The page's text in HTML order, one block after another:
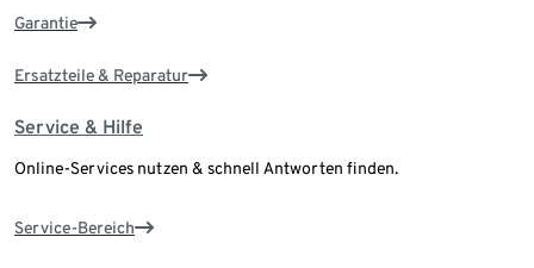
Garantie
Ersatzteile & Reparatur
Service & Hilfe
Online-Services nutzen & schnell Antworten finden.
Service-Bereich